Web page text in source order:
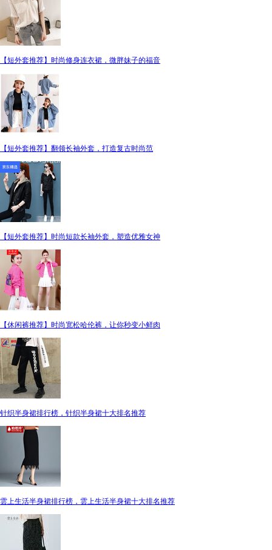
【短外套推荐】时尚修身连衣裙，微胖妹子的福音
【短外套推荐】翻领长袖外套，打造复古时尚范
【短外套推荐】时尚短款长袖外套，塑造优雅女神
【休闲裤推荐】时尚宽松哈伦裤，让你秒变小鲜肉
针织半身裙排行榜，针织半身裙十大排名推荐
雲上生活半身裙排行榜，雲上生活半身裙十大排名推荐